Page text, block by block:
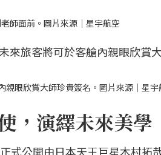
師面前。圖片來源｜星宇航空
親眼欣賞大師珍貴簽名。圖片來源｜星宇
，演繹未來美學
式公開由日本天王巨星木村拓